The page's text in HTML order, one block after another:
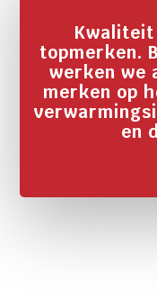
topmerken.
werken we
merken op
en